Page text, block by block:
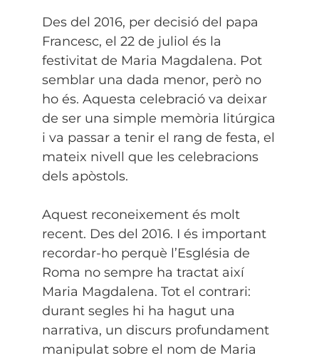
Des del 2016, per decisió del papa
Francesc, el 22 de juliol és la
festivitat de Maria Magdalena. Pot
semblar una dada menor, però no
ho és. Aquesta celebració va deixar
de ser una simple memòria litúrgica
i va passar a tenir el rang de festa, el
mateix nivell que les celebracions
dels apòstols.
Aquest reconeixement és molt
recent. Des del 2016. I és important
recordar-ho perquè l’Església de
Roma no sempre ha tractat així
Maria Magdalena. Tot el contrari:
durant segles hi ha hagut una
narrativa, un discurs profundament
manipulat sobre el nom de Maria